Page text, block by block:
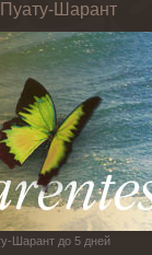
Шарант
Шарант до 5 дней